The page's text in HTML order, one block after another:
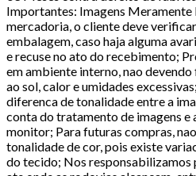
Importantes: Imagens
mercadoria, o cliente deve
embalagem, caso haja alguma
e recuse no ato do recebimento;
em ambiente interno, nao
ao sol, calor e umidades
diferenca de tonalidade entre a
conta do tratamento de imagens e
monitor; Para futuras compras,
tonalidade de cor, pois existe
do tecido; Nos responsabilizamos